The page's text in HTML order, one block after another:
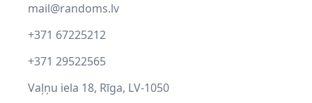
mail@randoms.lv
+371 67225212
+371 29522565
Vaļņu iela 18, Rīga, LV-1050